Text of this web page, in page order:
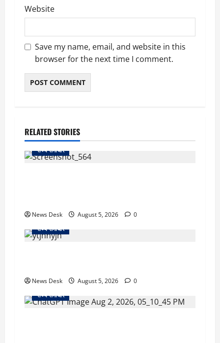
Website
Save my name, email, and website in this
browser for the next time I comment.
RELATED STORIES
राज्य समाचार
News Desk August 5, 2026
0
राज्य समाचार
News Desk August 5, 2026
0
राज्य समाचार